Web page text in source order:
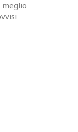
meglio